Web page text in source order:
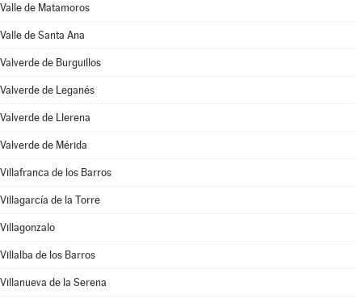
Valle de Matamoros
Valle de Santa Ana
Valverde de Burguillos
Valverde de Leganés
Valverde de Llerena
Valverde de Mérida
Villafranca de los Barros
Villagarcía de la Torre
Villagonzalo
Villalba de los Barros
Villanueva de la Serena